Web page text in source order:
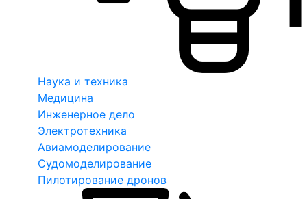
Наука и техника
Медицина
Инженерное дело
Электротехника
Авиамоделирование
Судомоделирование
Пилотирование дронов